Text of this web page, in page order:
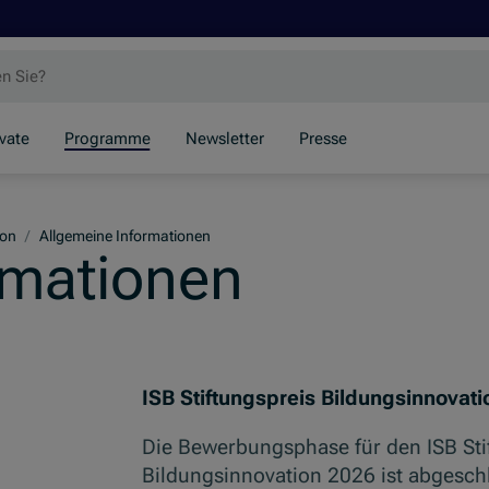
Programme Newsletter Presse
/ Allgemeine Informationen
ISB Stiftungspreis
Die Bewerbungsphase für den ISB
Bildungsinnovation 2026 ist